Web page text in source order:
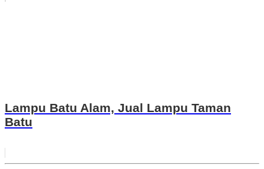
Lampu Batu Alam, Jual Lampu Taman
Batu